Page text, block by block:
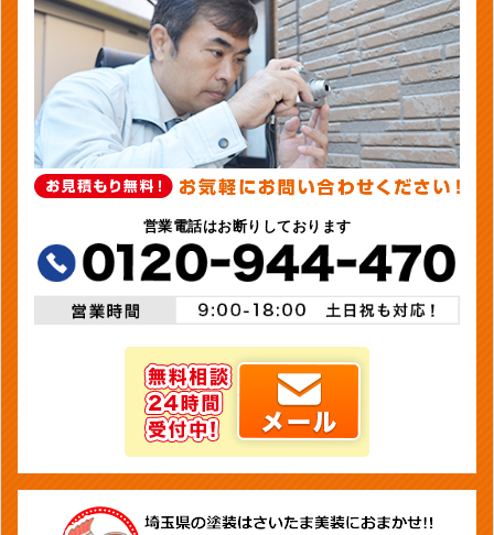
営業電話はお断りしております